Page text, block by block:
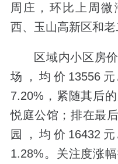
周庄，环比上周微
西、玉山高新区和老
区域内小区房价
场，均价13556
7.20%，紧随其后
悦庭公馆；排在最
园，均价16432
1.28%。关注度涨